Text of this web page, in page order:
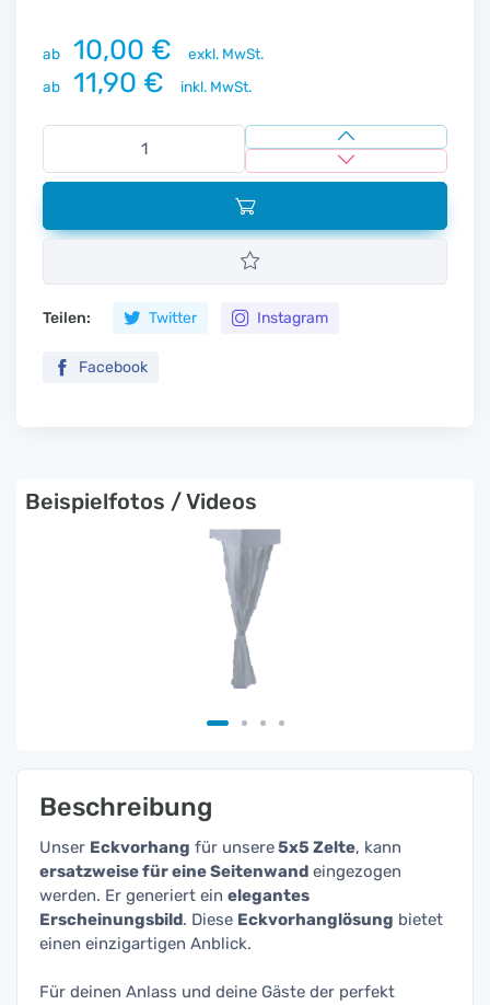
ab 10,00 €
exkl. MwSt.
ab
11,90 € inkl. MwSt.
Teilen: Twitter Instagram
Facebook
Beispielfotos / Videos
Beschreibung
Unser Eckvorhang für unsere5x5 Zelte, kann
ersatzweise für eine Seitenwand eingezogen
werden. Er generiert ein elegantes
Erscheinungsbild. Diese Eckvorhanglösung bietet
einen einzigartigen Anblick.
Für deinen Anlass und deine Gäste der perfekt